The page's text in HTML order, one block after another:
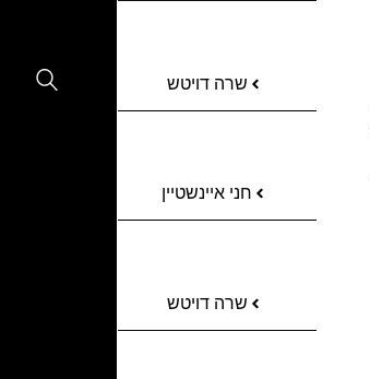
שרה דויטש
חני איינשטיין
שרה דויטש